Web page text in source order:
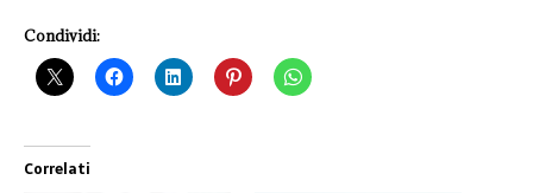
Condividi:
Correlati